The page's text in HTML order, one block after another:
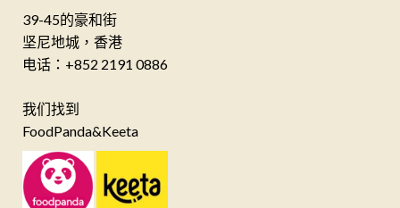
39-45的豪和街
坚尼地城，香港
电话：+852 2191 0886
我们找到
FoodPanda&Keeta